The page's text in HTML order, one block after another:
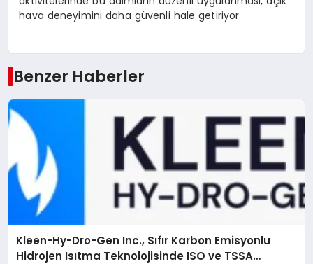
hava deneyimini daha güvenli hale getiriyor.
Benzer Haberler
Kleen-Hy-Dro-Gen Inc., Sıfır Karbon Emisyonlu
Hidrojen Isıtma Teknolojisinde ISO ve TSSA